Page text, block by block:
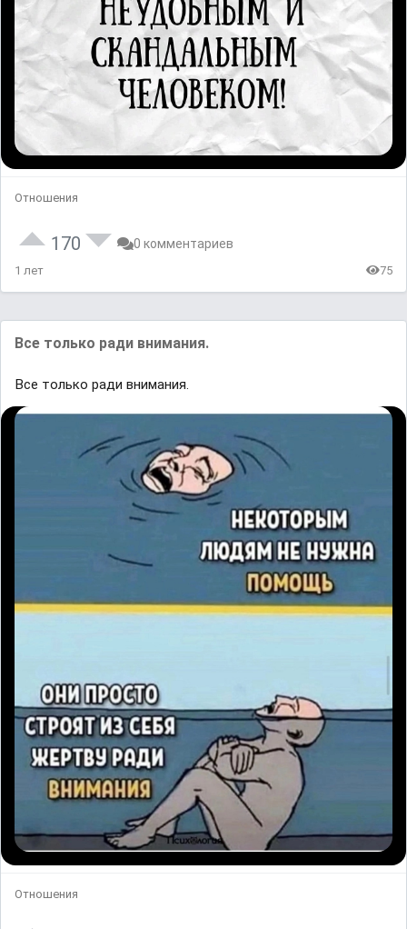
Отношения
170 0 комментариев
1 лет 75
Все только ради внимания.
Все только ради внимания.
Отношения